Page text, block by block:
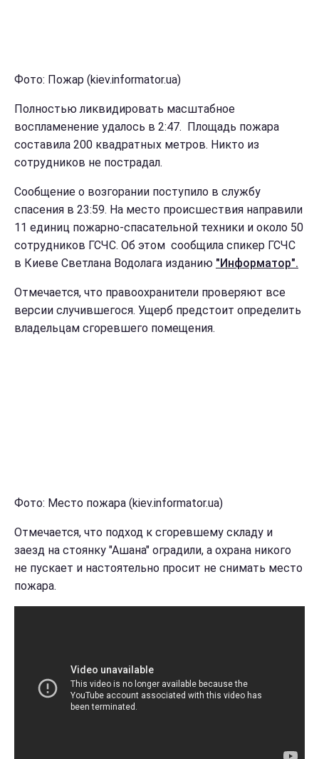
Фото: Пожар (kiev.informator.ua)
Полностью ликвидировать масштабное
воспламенение удалось в 2:47. Площадь пожара
составила 200 квадратных метров. Никто из
сотрудников не пострадал.
Сообщение о возгорании поступило в службу
спасения в 23:59. На место происшествия направили
11 единиц пожарно-спасательной техники и около 50
сотрудников ГСЧС. Об этом сообщила спикер ГСЧС
в Киеве Светлана Водолага изданию "Информатор".
Отмечается, что правоохранители проверяют все
версии случившегося. Ущерб предстоит определить
владельцам сгоревшего помещения.
Фото: Место пожара (kiev.informator.ua)
Отмечается, что подход к сгоревшему складу и
заезд на стоянку "Ашана" оградили, а охрана никого
не пускает и настоятельно просит не снимать место
пожара.